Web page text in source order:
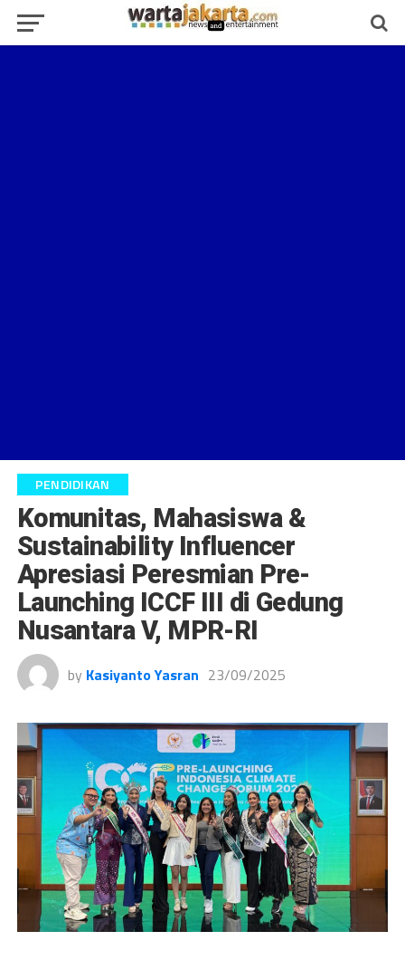
PENDIDIKAN
Komunitas, Mahasiswa &
Sustainability Influencer
Apresiasi Peresmian Pre-
Launching ICCF III di Gedung
Nusantara V, MPR-RI
by Kasiyanto Yasran 23/09/2025